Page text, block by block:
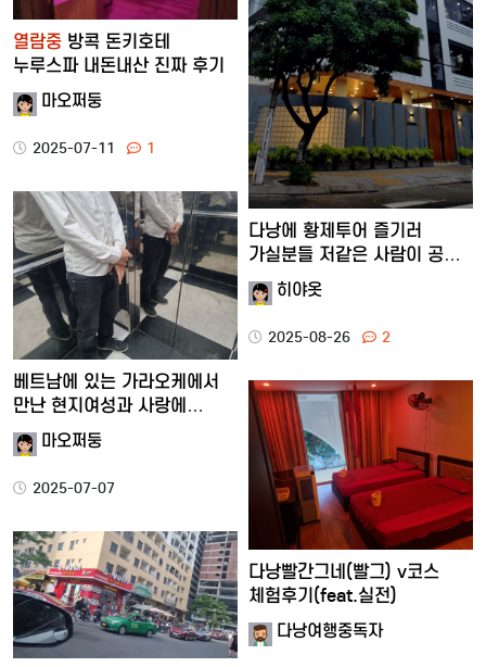
다낭에 황제투어 즐기러
가실분들 저같은 사람이 공유
해…히야옷
2025-08-26 2
열람중 방콕 돈키호테
누루스파 내돈내산 진짜 후기
마오쩌둥
2025-07-11 1
베트남에 있는 가라오케에서
만난 현지여성과 사랑에
빠졌…마오쩌둥
2025-07-07
다낭빨간그네(빨그) v코스
체험후기(feat.실전)
다낭여행중독자